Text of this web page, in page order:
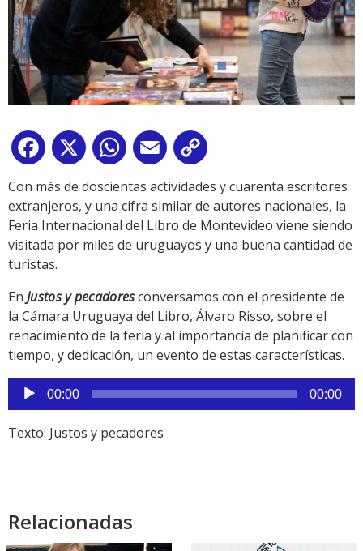
Facebook
X WhatsApp
Email
Link
Con más de doscientas actividades y cuarenta escritores
extranjeros, y una cifra similar de autores nacionales, la
Feria Internacional del Libro de Montevideo viene siendo
visitada por miles de uruguayos y una buena cantidad de
turistas.
En Justos y pecadoresconversamos con el presidente de
la Cámara Uruguaya del Libro, Álvaro Risso, sobre el
renacimiento de la feria y al importancia de planificar con
tiempo, y dedicación, un evento de estas características.
Reproductor
de
audio
00:00 00:00
Texto: Justos y pecadores
Relacionadas